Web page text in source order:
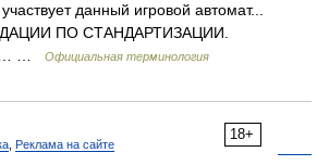
данный игровой автомат...
ПО СТАНДАРТИЗАЦИИ.
…
Официальная терминология
18+
Реклама на сайте